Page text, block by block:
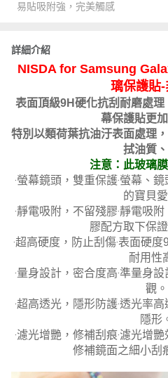
易貼吸附強，完美觸感
詳細介紹
NISDA for Samsung
璃保護貼
表面頂級9H硬化抗刮耐磨處
幕保護貼更
特別以類荷葉抗油汙表面處理
拭油質
注意：此玻璃
‧螢幕鏡頭，雙重保護‧螢幕、
的寶貝
‧靜電吸附，不留殘膠‧靜電吸
膠配方取下保
‧超高硬度，防止刮傷‧表面硬
耐用性
‧量身設計，密合度高‧準量身
觀。
‧超高透光，隱形防護‧透光率
隱形
‧濾光增艷，修補刮痕‧濾光增
修補鏡面之細小刮